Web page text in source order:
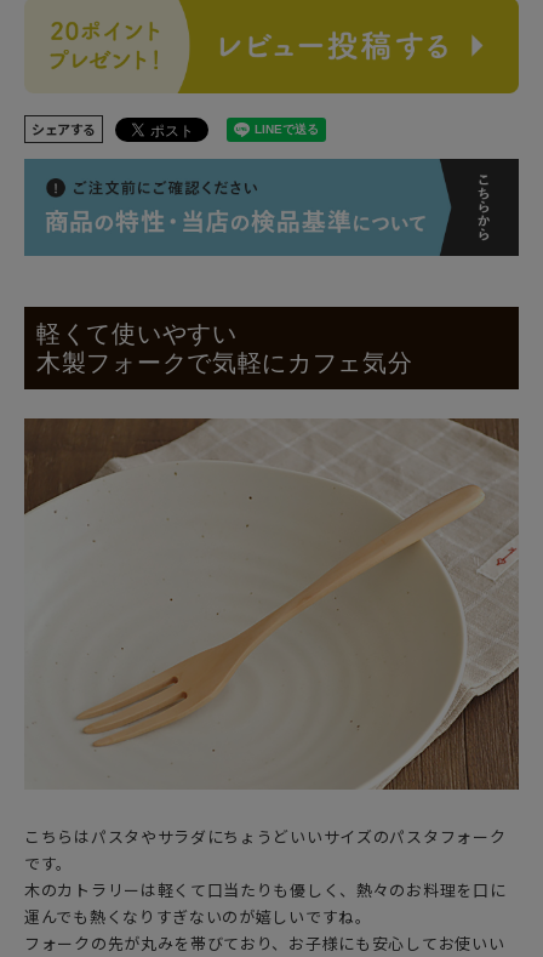
シェアする
軽くて使いやすい
木製フォークで気軽にカフェ気分
こちらはパスタやサラダにちょうどいいサイズのパスタフォーク
です。
木のカトラリーは軽くて口当たりも優しく、熱々のお料理を口に
運んでも熱くなりすぎないのが嬉しいですね。
フォークの先が丸みを帯びており、お子様にも安心してお使いい